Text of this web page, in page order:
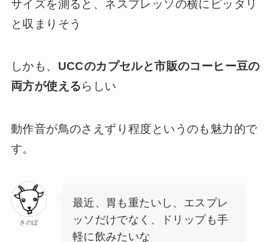
サイズを測ると、ネスプレッソの横にピッタリ
と収まりそう
しかも、 UCCのカプセルと市販のコーヒー豆の
両方が使えるらしい
動作音が鳥のさえずり程度というのも魅力的で
す。
きのぽ
最近、胃も重たいし、エスプレ
ッソだけでなく、ドリップも手
軽に飲みたいな